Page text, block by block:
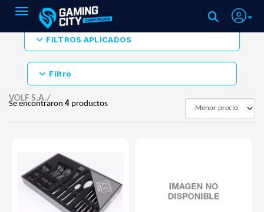
Toggle navigation
FILTROS APLICADOS
Filtro
VOLF S.A./
Se encontraron 4 productos